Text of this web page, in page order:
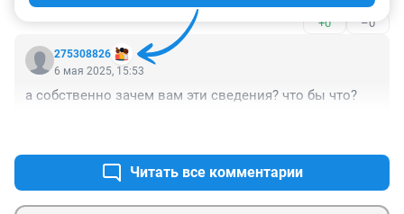
+0 –0
275308826
6 мая 2025, 15:53
а собственно зачем вам эти сведения? что бы что?
Читать все комментарии